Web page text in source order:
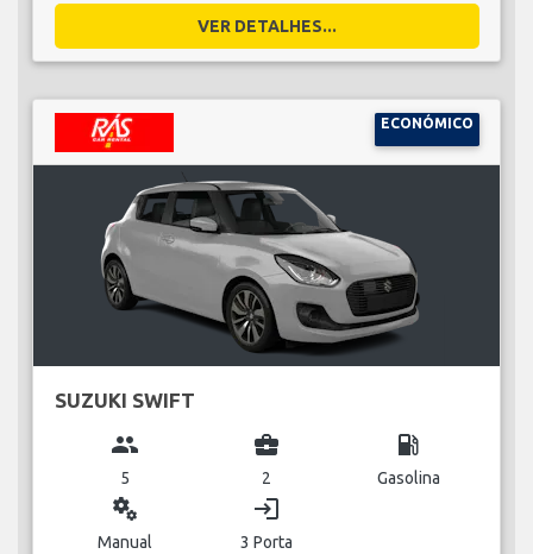
VER DETALHES...
ECONÓMICO
SUZUKI SWIFT
group
5
business_center
2
local_gas_station
Gasolina
miscellaneous_services
Manual
login
3 Porta